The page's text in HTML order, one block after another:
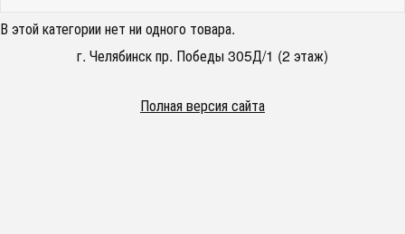
В этой категории нет ни одного товара.
г. Челябинск пр. Победы 305Д/1 (2 этаж)
Полная версия сайта